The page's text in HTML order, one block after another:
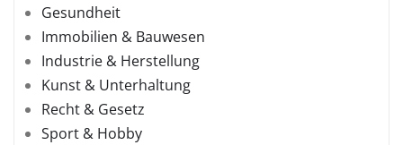
Gesundheit
Immobilien & Bauwesen
Industrie & Herstellung
Kunst & Unterhaltung
Recht & Gesetz
Sport & Hobby